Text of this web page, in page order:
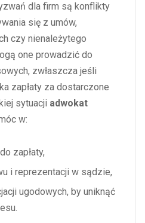
dla firm są konflikty
się z umów,
czy nienależytego
one prowadzić do
zwłaszcza jeśli
zapłaty za dostarczone
sytuacji adwokat
w:
zapłaty,
i reprezentacji w sądzie,
ugodowych, by uniknąć